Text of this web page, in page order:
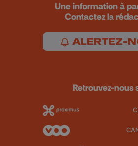
Une information à
Contactez la
ALERTEZ-
Retrouvez-nous